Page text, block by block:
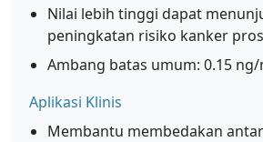
Nilai lebih tinggi dapat
peningkatan risiko kanker
Ambang batas umum: 0.15 ng/
Aplikasi Klinis
Membantu membedakan